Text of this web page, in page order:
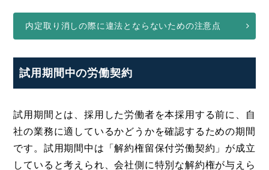
内定取り消しの際に違法とならないための注意点
試用期間中の労働契約
試用期間とは、採用した労働者を本採用する前に、自
社の業務に適しているかどうかを確認するための期間
です。試用期間中は「解約権留保付労働契約」が成立
していると考えられ、会社側に特別な解約権が与えら